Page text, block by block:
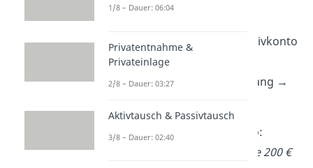
orientieren:
Betriebsausstattung:
Aktivkonto
→ Zugang →
Kasse:Aktivkonto → Abgang →
Der
Buchungssatz
lautet also:
Betriebsausstattung an Kasse 200 €
1/8 – Dauer: 06:04
Privatentnahme &
Privateinlage
2/8 – Dauer: 03:27
Aktivtausch & Passivtausch
3/8 – Dauer: 02:40